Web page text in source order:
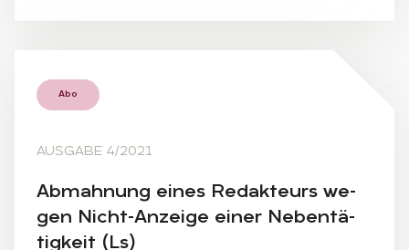
Abo
AUSGABE 4/2021
Ab­mah­nung ei­nes Re­dak­teurs we­
gen Nicht-An­zei­ge ei­ner Ne­ben­tä­
tig­keit (Ls)